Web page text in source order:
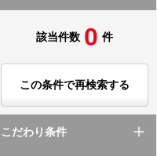
該当件数 0 件
この条件で再検索する
こだわり条件